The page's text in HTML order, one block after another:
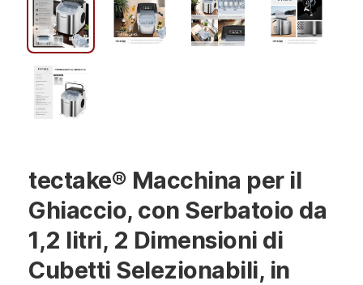
tectake® Macchina per il
Ghiaccio, con Serbatoio da
1,2 litri, 2 Dimensioni di
Cubetti Selezionabili, in